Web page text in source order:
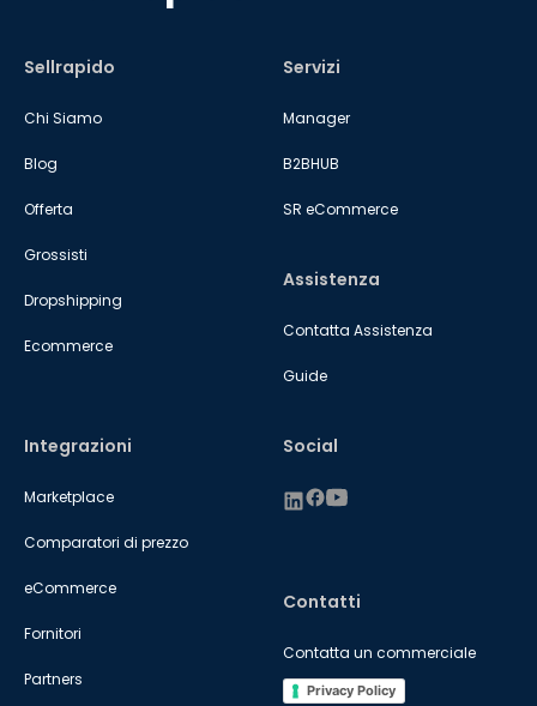
Sellrapido
Chi Siamo
Blog
Offerta
Grossisti
Dropshipping
Ecommerce
Servizi
Manager
B2BHUB
SR eCommerce
Integrazioni
Marketplace
Comparatori di prezzo
eCommerce
Fornitori
Partners
Assistenza
Contatta Assistenza
Guide
Contatti
Contatta un commerciale
Privacy Policy
Social